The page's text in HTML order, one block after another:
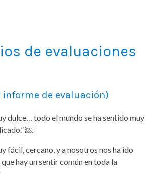
de evaluaciones
de evaluación)
dulce… todo el mundo se ha sentido muy
￼
fácil, cercano, y a nosotros nos ha ido
hay un sentir común en toda la